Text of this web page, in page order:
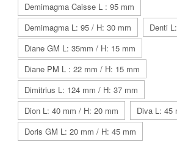
Demimagma Caisse L : 95 mm
Demimagma L: 95 / H: 30 mm
Denti
Diane GM L: 35mm / H: 15 mm
Diane PM L : 22 mm / H: 15 mm
Dimitrius L: 124 mm / H: 37 mm
Dion L: 40 mm / H: 20 mm
Diva L: 45
Doris GM L: 20 mm / H: 45 mm